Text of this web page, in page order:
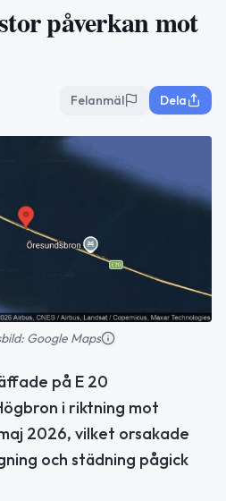
påverkan mot
Felanmäl Dela
Google Maps
på E 20
i riktning mot
2026, vilket orsakade
och städning pågick